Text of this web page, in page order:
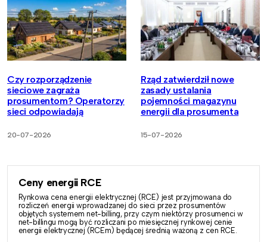
Czy rozporządzenie
sieciowe zagraża
prosumentom? Operatorzy
sieci odpowiadają
20-07-2026
Rząd zatwierdził nowe
zasady ustalania
pojemności magazynu
energii dla prosumenta
15-07-2026
Ceny energii RCE
Rynkowa cena energii elektrycznej (RCE) jest przyjmowana do
rozliczeń energii wprowadzanej do sieci przez prosumentów
objętych systemem net-billing, przy czym niektórzy prosumenci w
net-billingu mogą być rozliczani po miesięcznej rynkowej cenie
energii elektrycznej (RCEm) będącej średnią ważoną z cen RCE.